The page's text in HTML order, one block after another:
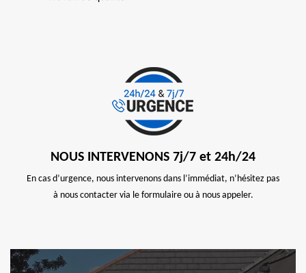
NOUS INTERVENONS 7j/7 et 24h/24
En cas d’urgence, nous intervenons dans l’immédiat, n’hésitez pas
à nous contacter via le formulaire ou à nous appeler.